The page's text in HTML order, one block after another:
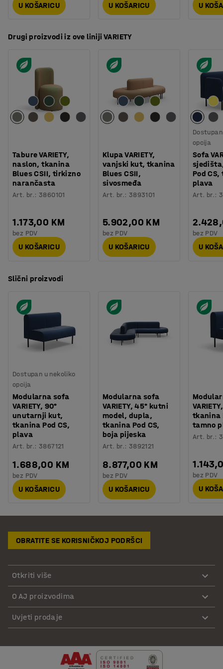
U KOŠARICU U KOŠARICU U
Drugi proizvodi iz ove liniji VARIETY
Tabure VARIETY,
naslon, tkanina
Blues CSII, tirkizno
narančasta
Art. br.:3860101
1.173,00 KM
bez PDV
U KOŠARICU
Klupa VARIETY,
vanjski kut, tkanina
Blues CSII,
sivosmeđa
Art. br.: 3893101
5.902,00 KM
bez PDV
U KOŠARICU
opcija
Sofa
Pod
plava
Art. br.:
bez PDV
U
Slični proizvodi
Dostupan u nekoliko
opcija
Modularna sofa
VARIETY, 90°
unutarnji kut,
tkanina Pod CS,
plava
Art. br.:3867121
1.688,00 KM
bez PDV
U KOŠARICU
Modularna sofa
VARIETY, 45° kutni
model, dupla,
tkanina Pod CS,
boja pijeska
Art. br.: 3892121
8.877,00 KM
bez PDV
U KOŠARICU
tkanina
tamno
Art. br.:
bez PDV
U
OBRATITE SE KORISNIČKOJ PODRŠCI
Otkriti više
O AJ proizvodima
Uvjeti prodaje